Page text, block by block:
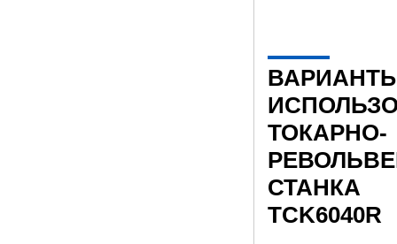
ТОКАРНО-
СТАНКА
TCK6040R